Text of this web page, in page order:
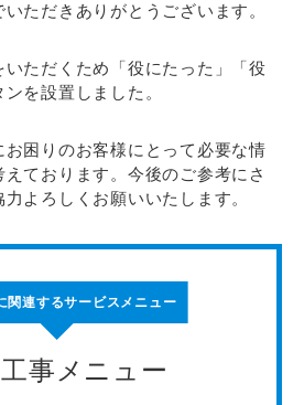
ただきありがとうございます。
ただくため「役にたった」「役
を設置しました。
困りのお客様にとって必要な情
ております。今後のご参考にさ
よろしくお願いいたします。
関連するサービスメニュー
事メニュー